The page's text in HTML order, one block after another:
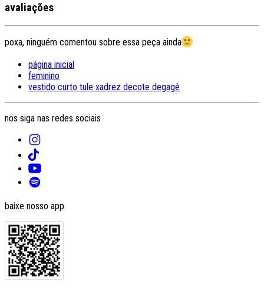
avaliações
poxa, ninguém comentou sobre essa peça ainda
página inicial
feminino
vestido curto tule xadrez decote degagê
nos siga nas redes sociais
baixe nosso app